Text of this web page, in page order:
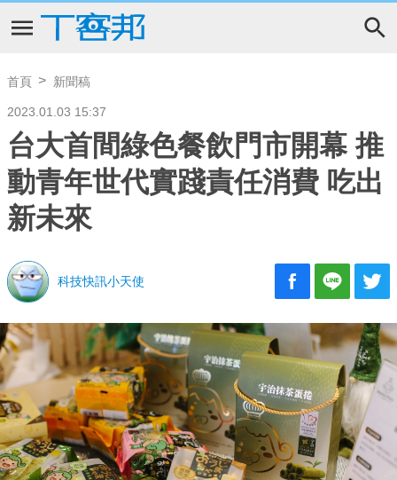
首頁 新聞稿
2023.01.03 15:37
台大首間綠色餐飲門市開幕 推
動青年世代實踐責任消費 吃出
新未來
科技快訊小天使